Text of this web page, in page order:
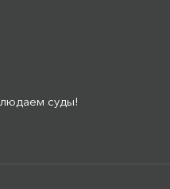
суды!